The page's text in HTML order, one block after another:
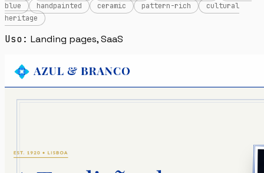
blue
handpainted ceramic pattern-rich
cultural
heritage
Uso: Landing pages, SaaS